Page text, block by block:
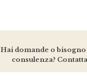
Hai domande o bisogno
consulenza?